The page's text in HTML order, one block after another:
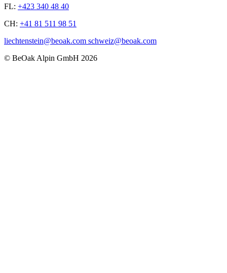
FL: +423 340 48 40
CH: +41 81 511 98 51
liechtenstein@beoak.com schweiz@beoak.com
© BeOak Alpin GmbH 2026